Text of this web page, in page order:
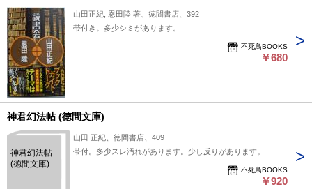
山田正紀, 恩田陸 著、徳間書店、392
帯付き。多少シミがあります。
不死鳥BOOKS
￥680
神君幻法帖 (徳間文庫)
神君幻法帖
(徳間文庫)
山田 正紀、徳間書店、409
帯付。多少スレ汚れがあります。少し反りがあります。
不死鳥BOOKS
￥920